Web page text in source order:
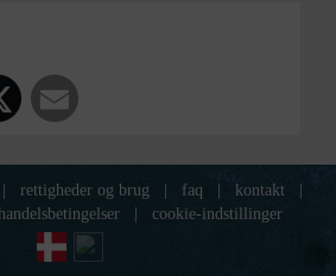
rettigheder og brug faq kontakt
handelsbetingelser cookie-indstillinger